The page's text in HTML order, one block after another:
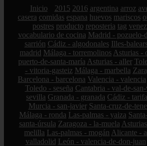
Inicio 2015 2016 argentina arroz
casera comidas espana huevos mariscos
postres producto reposteria tag
vocabulario de cocina Madrid - pozuelo-
sarrión Cádiz - algodonales Illes-
madrid Málaga - torremolinos Asturias -
puerto-de-santa-maría Asturias - aller
- vitoria-gasteiz Málaga - marbella
Barcelona - barcelona Valencia - valencia
Toledo - seseña Cantabria - val-de-
sevilla Granada - granada Cádiz - tarifa
Murcia - san-javier Santa-cruz-de-
Málaga - ronda Las-palmas - yaiza
santa-úrsula Zaragoza - la-muela
melilla Las-palmas - mogán Alicante -
valladolid León - valencia-de-don-juan